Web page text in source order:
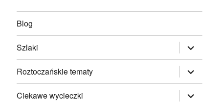
Blog
Szlaki rozwiń
menu
potomne
Roztoczańskie tematy
rozwiń
menu
potomne
Ciekawe wycieczki
rozwiń